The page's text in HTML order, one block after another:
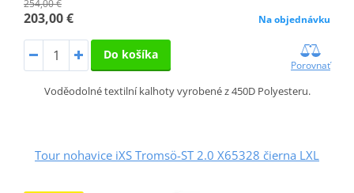
254,00 €
203,00 € Na objednávku
Do košíka
Porovnať
Voděodolné textilní kalhoty vyrobené z 450D Polyesteru.
Tour nohavice iXS Tromsö-ST 2.0 X65328 čierna LXL